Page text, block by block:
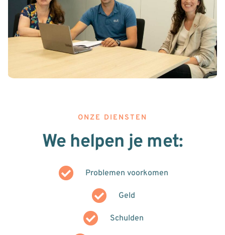
ONZE DIENSTEN
We helpen je met:
Problemen voorkomen
Geld
Schulden